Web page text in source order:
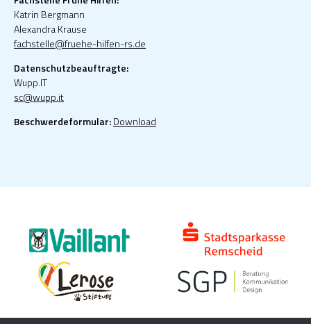
Katrin Bergmann
Alexandra Krause
fachstelle@fruehe-hilfen-rs.de
Datenschutzbeauftragte:
Wupp.IT
sc@wupp.it
Beschwerdeformular:Download